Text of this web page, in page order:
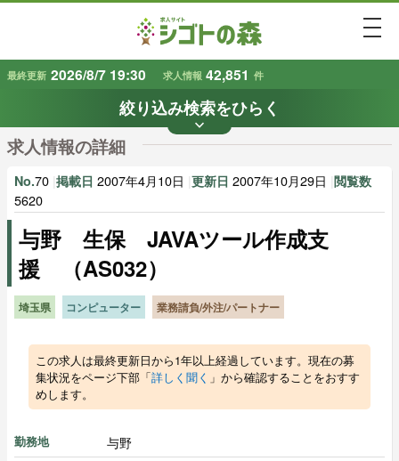
最終更新 2026/8/7 19:30 求人情報 42,851 件
絞り込み検索をひらく
keyboard_arrow_down
条件から探す
地域 で探す 業種で探す
雇用形態 で探す 賃金で探す
キーワードで探す
求人情報の詳細
No.70 掲載日 2007年4月10日 更新日 2007年10月29日 閲覧数
5620
与野 生保 JAVAツール作成支
援 （AS032）
埼玉県 コンピューター 業務請負/外注/パートナー
この求人は最終更新日から1年以上経過しています。現在の募
集状況をページ下部「詳しく聞く 」から確認することをおすす
めします。
勤務地 与野